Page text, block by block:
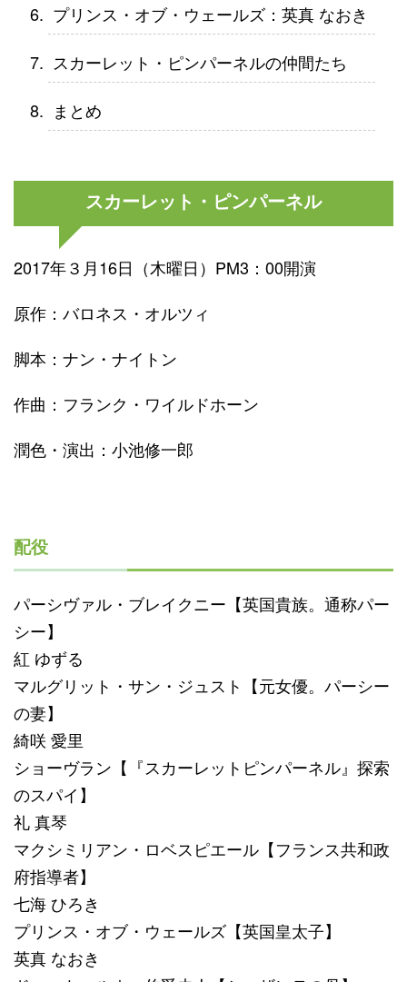
プリンス・オブ・ウェールズ：英真 なおき
スカーレット・ピンパーネルの仲間たち
まとめ
スカーレット・ピンパーネル
2017年３月16日（木曜日）PM3：00開演
原作：バロネス・オルツィ
脚本：ナン・ナイトン
作曲：フランク・ワイルドホーン
潤色・演出：小池修一郎
配役
パーシヴァル・ブレイクニー【英国貴族。通称パー
シー】
紅 ゆずる
マルグリット・サン・ジュスト【元女優。パーシー
の妻】
綺咲 愛里
ショーヴラン【『スカーレットピンパーネル』探索
のスパイ】
礼 真琴
マクシミリアン・ロベスピエール【フランス共和政
府指導者】
七海 ひろき
プリンス・オブ・ウェールズ【英国皇太子】
英真 なおき